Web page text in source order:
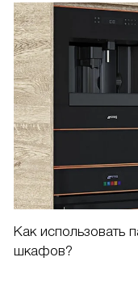
Как использовать
шкафов?